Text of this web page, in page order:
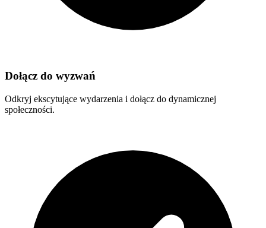
Dołącz do wyzwań
Odkryj ekscytujące wydarzenia i dołącz do dynamicznej
społeczności.